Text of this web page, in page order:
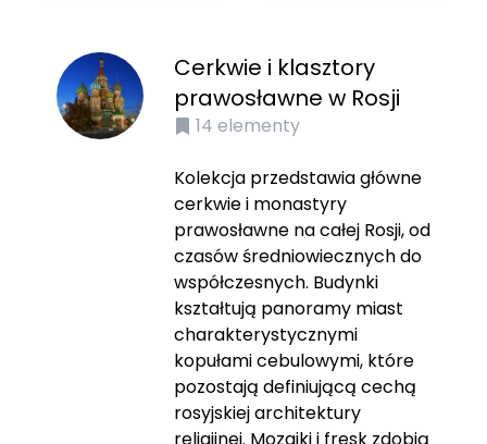
Cerkwie i klasztory
prawosławne w Rosji
14 elementy
Kolekcja przedstawia główne
cerkwie i monastyry
prawosławne na całej Rosji, od
czasów średniowiecznych do
współczesnych. Budynki
kształtują panoramy miast
charakterystycznymi
kopułami cebulowymi, które
pozostają definiującą cechą
rosyjskiej architektury
religijnej. Mozaiki i fresk zdobią